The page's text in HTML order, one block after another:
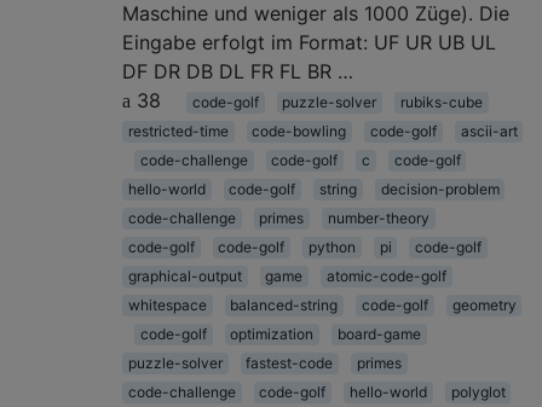
Maschine und weniger als 1000 Züge). Die
Eingabe erfolgt im Format: UF UR UB UL
DF DR DB DL FR FL BR …
38
code-golf puzzle-solver
rubiks-cube
restricted-time
code-bowling code-golf
ascii-art
code-challenge
code-golf c
code-golf
hello-world
code-golf string
decision-problem
code-challenge
primes
number-theory
code-golf
code-golf python pi
code-golf
graphical-output
game
atomic-code-golf
whitespace
balanced-string code-golf
geometry
code-golf
optimization
board-game
puzzle-solver
fastest-code
primes
code-challenge
code-golf hello-world
polyglot